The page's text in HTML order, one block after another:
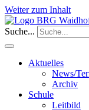
Weiter zum Inhalt
Suche...
Aktuelles
News/
Archiv
Schule
Leitbild